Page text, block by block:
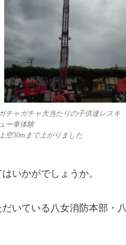
ガチャガチャ大当たりの子供達レスキ
ュー車体験
空30mまで上がりました
いかがでしょうか。
いている八女消防本部・八